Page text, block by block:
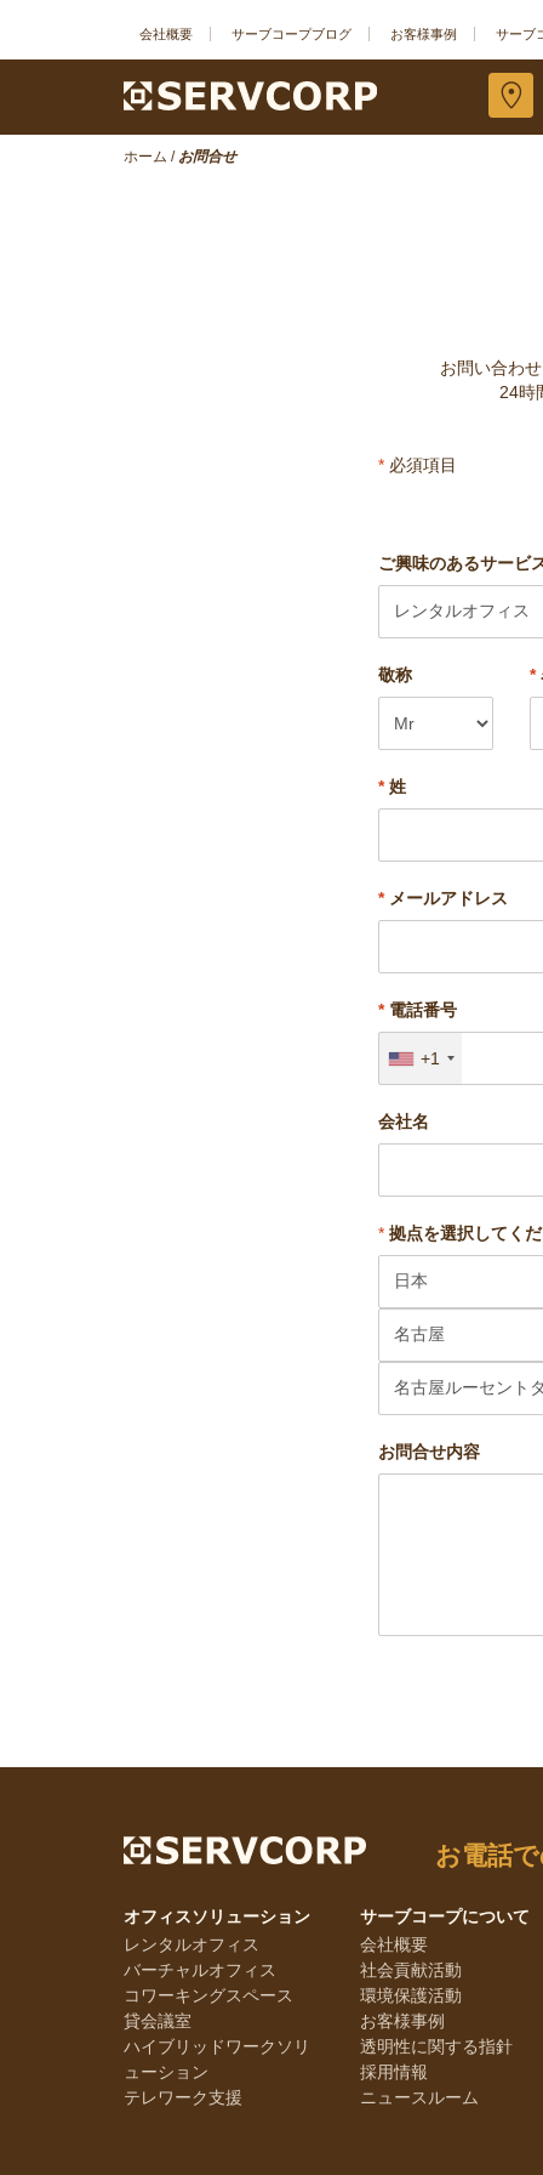
会社概要 サーブコープブログ お客様事例 サーブ
ホーム / お問合せ
お問い合わ
24時
*必須項目
ご興味のあるサービ
敬称 *
*姓
*メールアドレス
*電話番号
+1
会社名
* 拠点を選択してく
お問合せ内容
お電話
オフィスソリューション
レンタルオフィス
バーチャルオフィス
コワーキングスペース
貸会議室
ハイブリッドワークソリ
ューション
テレワーク支援
サーブコープについて
会社概要
社会貢献活動
環境保護活動
お客様事例
透明性に関する指針
採用情報
ニュースルーム